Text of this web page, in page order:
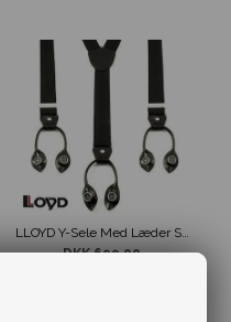
LLOYD Y-Sele Med Læder Stropper Sort
DKK 699,00